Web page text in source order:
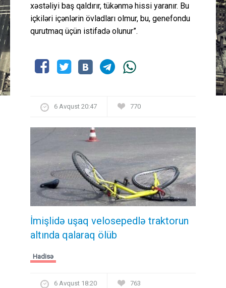
xəstəliyi baş qaldırır, tükənmə hissi yaranır. Bu
içkiləri içənlərin övladları olmur, bu, genefondu
qurutmaq üçün istifadə olunur”.
6 Avqust 20:47 770
İmişlidə uşaq velosepedlə traktorun
altında qalaraq ölüb
Hadisə
6 Avqust 18:20 763